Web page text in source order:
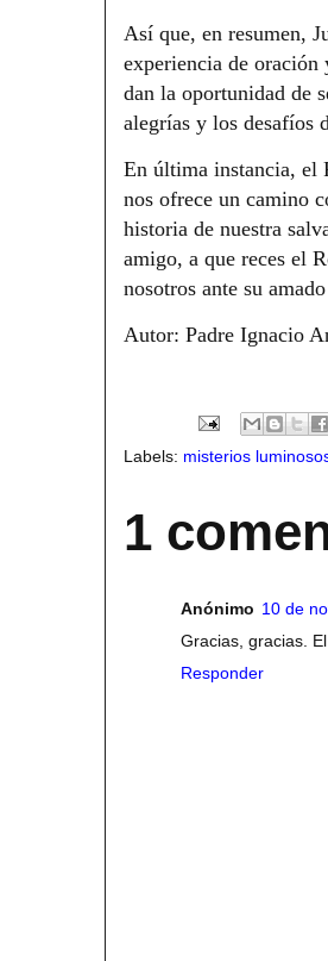
Así que, en resumen,
experiencia de oración
dan la oportunidad de
alegrías y los desafíos
En última instancia, el
nos ofrece un camino
historia de nuestra
amigo, a que reces el
nosotros ante su
Autor: Padre Ignacio
Labels: misterios
1
Anónimo 10 de
Gracias, gracias.
Responder